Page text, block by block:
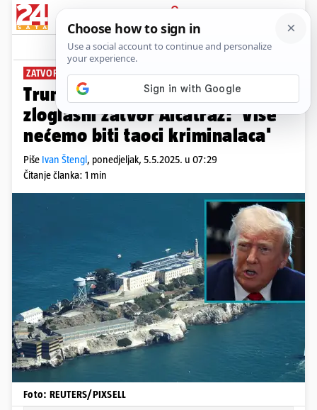
PRIJAVA
News Komentari
ZATVOREN JE 53 GODINE
Trump želi ponovno otvoriti
zloglasni zatvor Alcatraz: 'Više
nećemo biti taoci kriminalaca'
Piše Ivan Štengl, ponedjeljak, 5.5.2025. u 07:29
Čitanje članka: 1 min
Foto: REUTERS/PIXSELL